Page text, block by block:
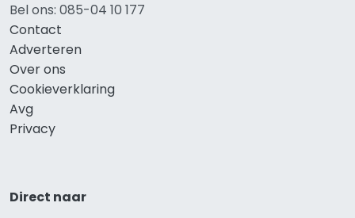
Bel ons: 085-04 10 177
Contact
Adverteren
Over ons
Cookieverklaring
Avg
Privacy
Direct naar